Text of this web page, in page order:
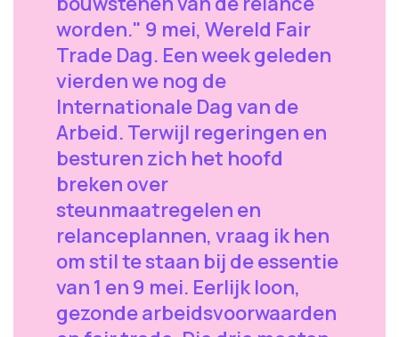
worden." 9 mei, Wereld Fair
Trade Dag. Een week geleden
vierden we nog de
Internationale Dag van de
Arbeid. Terwijl regeringen en
besturen zich het hoofd
breken over
steunmaatregelen en
relanceplannen, vraag ik hen
om stil te staan bij de essentie
van 1 en 9 mei. Eerlijk loon,
gezonde arbeidsvoorwaarden